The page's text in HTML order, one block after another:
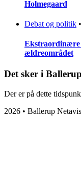
Holmegaard
Debat og politik •
Ekstraordinære
ældreområdet
Det sker i Ballerup
Der er på dette
2026 • Ballerup Netavis